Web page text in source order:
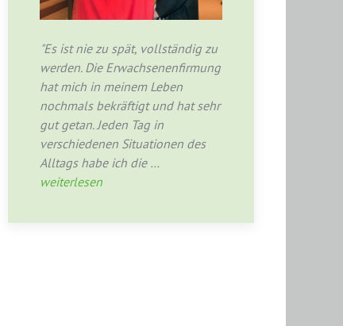
"Es ist nie zu spät, vollständig zu
werden. Die Erwachsenenfirmung
hat mich in meinem Leben
nochmals bekräftigt und hat sehr
gut getan. Jeden Tag in
verschiedenen Situationen des
Alltags habe ich die …
weiterlesen